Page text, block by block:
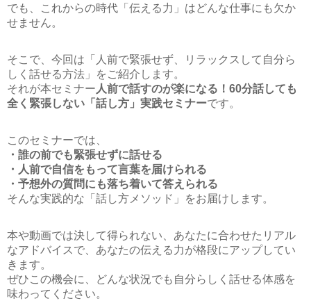
でも、これからの時代「伝える力」はどんな仕事にも欠か
せません。
そこで、今回は「人前で緊張せず、リラックスして自分ら
しく話せる方法」をご紹介します。
それが本セミナー 人前で話すのが楽になる！60分話しても
全く緊張しない「話し方」実践セミナーです。
このセミナーでは、
・誰の前でも緊張せずに話せる
・人前で自信をもって言葉を届けられる
・予想外の質問にも落ち着いて答えられる
そんな実践的な「話し方メソッド」をお届けします。
本や動画では決して得られない、あなたに合わせたリアル
なアドバイスで、あなたの伝える力が格段にアップしてい
きます。
ぜひこの機会に、どんな状況でも自分らしく話せる体感を
味わってください。